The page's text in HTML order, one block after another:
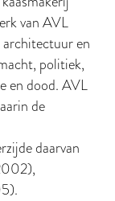
van AVL
architectuur en
politiek,
en dood. AVL
de
daarvan